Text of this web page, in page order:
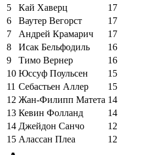
5
Кай Хаверц
17
6
Ваутер Вегорст
17
7
Андрей Крамарич
17
8
Исак Бельфодиль
16
9
Тимо Вернер
16
10 Юссуф Поульсен
15
11 Себастьен Аллер
15
12 Жан-Филипп Матета 14
13 Кевин Фолланд
14
14 Джейдон Санчо
12
15 Алассан Плеа 12